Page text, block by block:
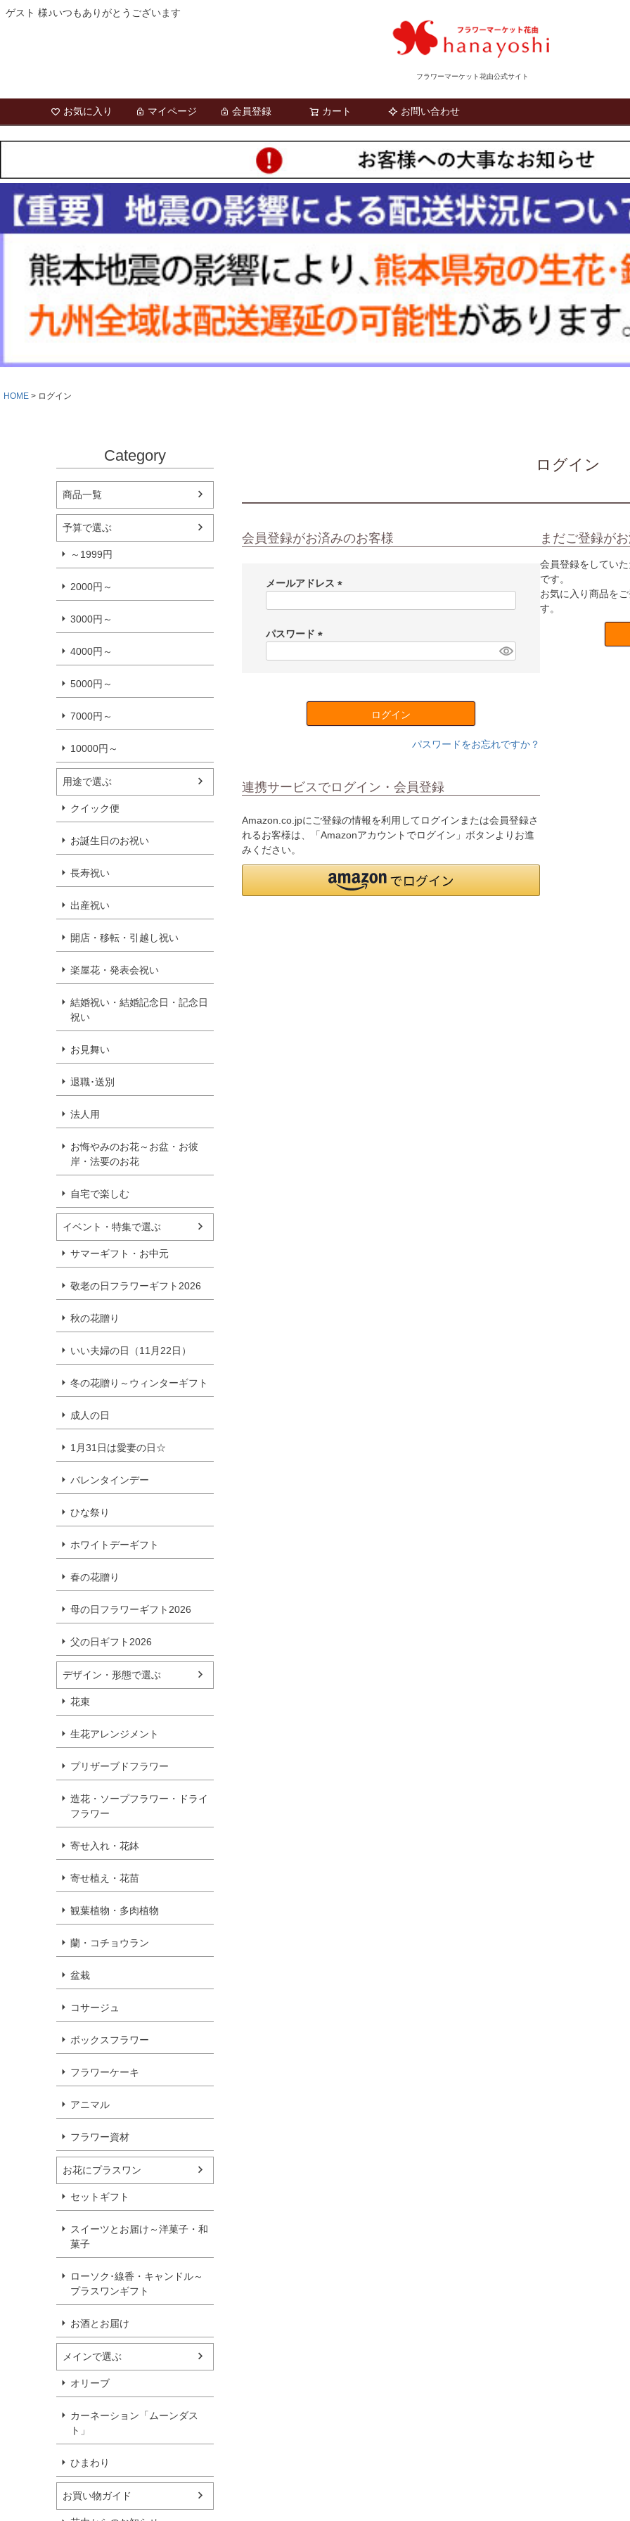
ゲスト 様♪いつもありがとうございます
フラワーマーケット花由公式サイト
お気に入り マイページ 会員登録 カート お問い合わせ
HOME ログイン
Category
商品一覧
予算で選ぶ
～1999円
2000円～
3000円～
4000円～
5000円～
7000円～
10000円～
用途で選ぶ
クイック便
お誕生日のお祝い
長寿祝い
出産祝い
開店・移転・引越し祝い
楽屋花・発表会祝い
結婚祝い・結婚記念日・記念日
祝い
お見舞い
退職･送別
法人用
お悔やみのお花～お盆・お彼
岸・法要のお花
自宅で楽しむ
イベント・特集で選ぶ
サマーギフト・お中元
敬老の日フラワーギフト2026
秋の花贈り
いい夫婦の日（11月22日）
冬の花贈り～ウィンターギフト
成人の日
1月31日は愛妻の日☆
バレンタインデー
ひな祭り
ホワイトデーギフト
春の花贈り
母の日フラワーギフト2026
父の日ギフト2026
デザイン・形態で選ぶ
花束
生花アレンジメント
プリザーブドフラワー
造花・ソープフラワー・ドライ
フラワー
寄せ入れ・花鉢
寄せ植え・花苗
観葉植物・多肉植物
蘭・コチョウラン
盆栽
コサージュ
ボックスフラワー
フラワーケーキ
アニマル
フラワー資材
お花にプラスワン
セットギフト
スイーツとお届け～洋菓子・和
菓子
ローソク･線香・キャンドル～
プラスワンギフト
お酒とお届け
メインで選ぶ
オリーブ
カーネーション「ムーンダス
ト」
ひまわり
お買い物ガイド
ログイン
会員登録がお済みのお客様
メールアドレス
)
パスワード
ログイン
パスワードをお忘れですか？
連携サービスでログイン・会員登録
Amazon.co.jpにご登録の情報を利用してログインまたは会員登録さ
れるお客様は、「Amazonアカウントでログイン」ボタンよりお進
みください。
まだご登録が
会員登録をしてい
です。
お気に入り商品を
す。